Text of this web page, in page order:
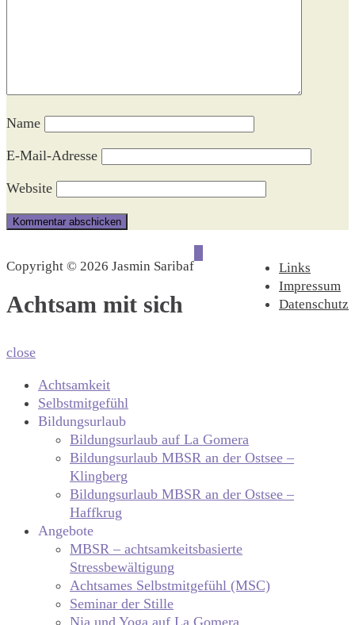
Name
E-Mail-Adresse
Website
Copyright © 2026 Jasmin Saribaf
Links
Impressum
Datenschutz
Achtsam mit sich
close
Achtsamkeit
Selbstmitgefühl
Bildungsurlaub
Bildungsurlaub auf La Gomera
Bildungsurlaub MBSR an der Ostsee –
Klingberg
Bildungsurlaub MBSR an der Ostsee –
Haffkrug
Angebote
MBSR – achtsamkeitsbasierte
Stressbewältigung
Achtsames Selbstmitgefühl (MSC)
Seminar der Stille
Nia und Yoga auf La Gomera